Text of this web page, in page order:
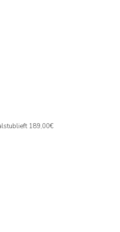
189,00€